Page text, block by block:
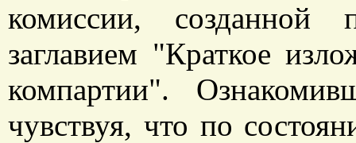
комиссии,
заглавием "Краткое
компартии".
чувствуя, что по